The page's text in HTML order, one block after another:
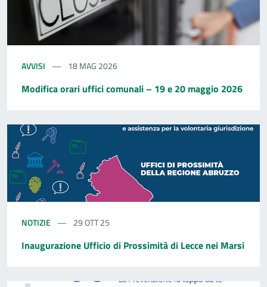
AVVISI 18 MAG 2026
Modifica orari uffici comunali – 19 e 20 maggio 2026
NOTIZIE 29 OTT 25
Inaugurazione Ufficio di Prossimità di Lecce nei Marsi